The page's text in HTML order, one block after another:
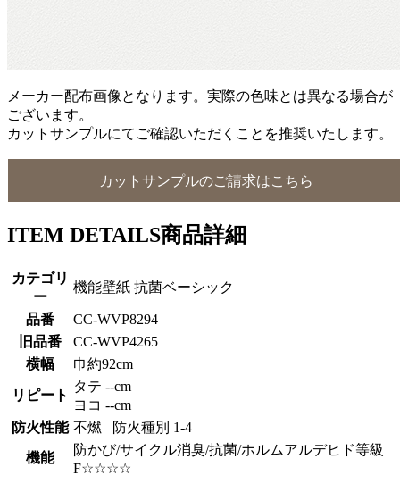
メーカー配布画像となります。実際の色味とは異なる場合が
ございます。
カットサンプルにてご確認いただくことを推奨いたします。
カットサンプルのご請求はこちら
ITEM DETAILS商品詳細
カテゴリ
ー
機能壁紙 抗菌ベーシック
品番
CC-WVP8294
旧品番
CC-WVP4265
横幅
巾約92cm
リピート
タテ --cm
ヨコ --cm
防火性能 不燃 防火種別 1-4
機能
防かび/サイクル消臭/抗菌/ホルムアルデヒド等級
F☆☆☆☆